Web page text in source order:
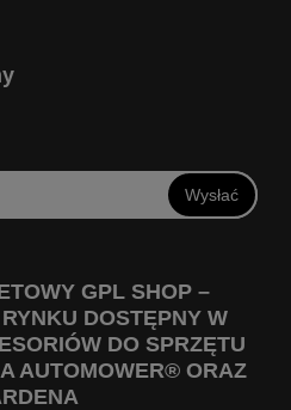
Wysłać
GPL SHOP –
DOSTĘPNY W
DO SPRZĘTU
AUTOMOWER® ORAZ